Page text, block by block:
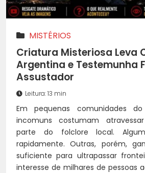
MISTÉRIOS
Criatura Misteriosa Leva
Argentina e Testemunha
Assustador
Leitura: 13 min
Em pequenas comunidades
incomuns costumam
parte do folclore local.
rapidamente. Outras, porém,
suficiente para ultrapassar
interesse de milhares de pessoas